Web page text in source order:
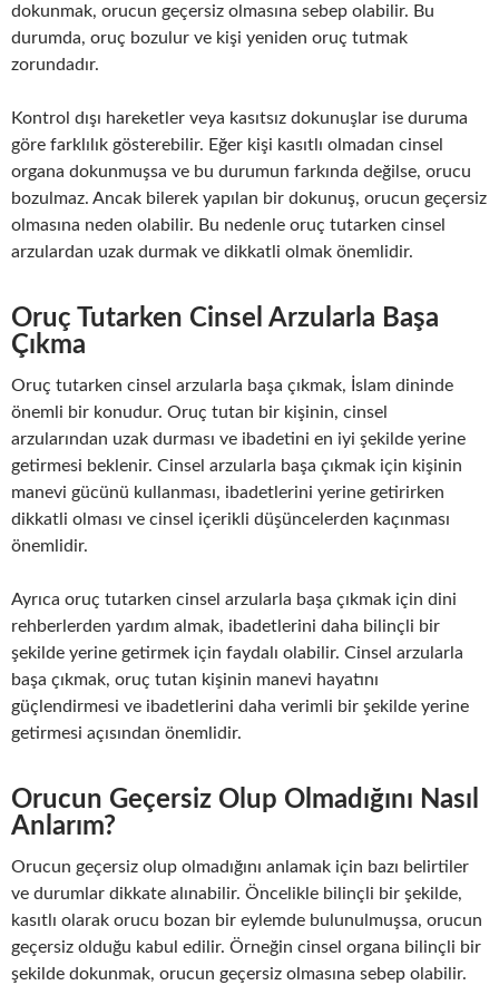
dokunmak, orucun geçersiz olmasına sebep olabilir. Bu
durumda, oruç bozulur ve kişi yeniden oruç tutmak
zorundadır.
Kontrol dışı hareketler veya kasıtsız dokunuşlar ise duruma
göre farklılık gösterebilir. Eğer kişi kasıtlı olmadan cinsel
organa dokunmuşsa ve bu durumun farkında değilse, orucu
bozulmaz. Ancak bilerek yapılan bir dokunuş, orucun geçersiz
olmasına neden olabilir. Bu nedenle oruç tutarken cinsel
arzulardan uzak durmak ve dikkatli olmak önemlidir.
Oruç Tutarken Cinsel Arzularla Başa
Çıkma
Oruç tutarken cinsel arzularla başa çıkmak, İslam dininde
önemli bir konudur. Oruç tutan bir kişinin, cinsel
arzularından uzak durması ve ibadetini en iyi şekilde yerine
getirmesi beklenir. Cinsel arzularla başa çıkmak için kişinin
manevi gücünü kullanması, ibadetlerini yerine getirirken
dikkatli olması ve cinsel içerikli düşüncelerden kaçınması
önemlidir.
Ayrıca oruç tutarken cinsel arzularla başa çıkmak için dini
rehberlerden yardım almak, ibadetlerini daha bilinçli bir
şekilde yerine getirmek için faydalı olabilir. Cinsel arzularla
başa çıkmak, oruç tutan kişinin manevi hayatını
güçlendirmesi ve ibadetlerini daha verimli bir şekilde yerine
getirmesi açısından önemlidir.
Orucun Geçersiz Olup Olmadığını Nasıl
Anlarım?
Orucun geçersiz olup olmadığını anlamak için bazı belirtiler
ve durumlar dikkate alınabilir. Öncelikle bilinçli bir şekilde,
kasıtlı olarak orucu bozan bir eylemde bulunulmuşsa, orucun
geçersiz olduğu kabul edilir. Örneğin cinsel organa bilinçli bir
şekilde dokunmak, orucun geçersiz olmasına sebep olabilir.